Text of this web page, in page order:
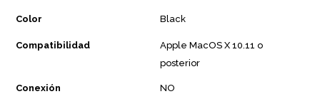
Color Black
Compatibilidad
Apple MacOS X 10.11 o
posterior
Conexión NO